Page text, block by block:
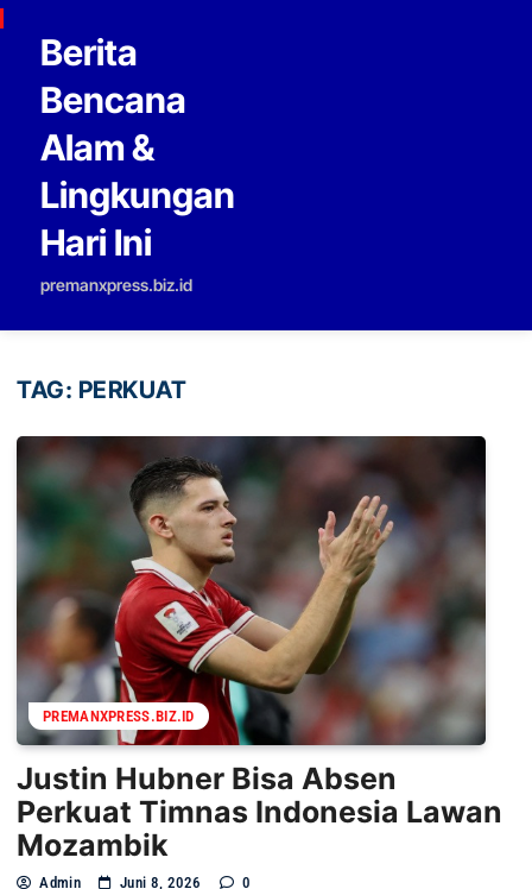
Skip to content
Berita
Bencana
Alam &
Lingkungan
Hari Ini
premanxpress.biz.id
TAG: PERKUAT
PREMANXPRESS.BIZ.ID
Justin Hubner Bisa Absen
Perkuat Timnas Indonesia Lawan
Mozambik
Admin Juni 8, 2026 0